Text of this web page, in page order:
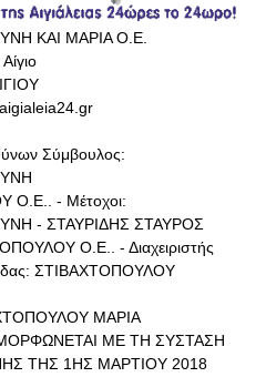
ΚΑΙ ΜΑΡΙΑ Ο.Ε.
Σύμβουλος:
Ο.Ε.. - Μέτοχοι:
- ΣΤΑΥΡΙΔΗΣ ΣΤΑΥΡΟΣ
Ο.Ε.. - Διαχειριστής
ΣΤΙΒΑΧΤΟΠΟΥΛΟΥ
ΜΑΡΙΑ
ΜΕ ΤΗ ΣΥΣΤΑΣΗ
ΤΗΣ 1ΗΣ ΜΑΡΤΙΟΥ 2018